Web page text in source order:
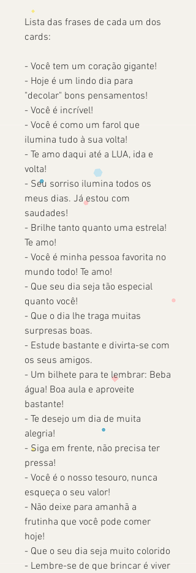
Lista das frases de cada um dos
cards:
- Você tem um coração gigante!
- Hoje é um lindo dia para
"decolar" bons pensamentos!
- Você é incrível!
- Você é como um farol que
ilumina tudo à sua volta!
- Te amo daqui até a LUA, ida e
volta!
- Seu sorriso ilumina todos os
meus dias. Já estou com
saudades!
- Brilhe tanto quanto uma estrela!
Te amo!
- Você é minha pessoa favorita no
mundo todo! Te amo!
- Que seu dia seja tão especial
quanto você!
- Que o dia lhe traga muitas
surpresas boas.
- Estude bastante e divirta-se com
os seus amigos.
- Um bilhete para te lembrar: Beba
água! Boa aula e aproveite
bastante!
- Te desejo um dia de muita
alegria!
- Siga em frente, não precisa ter
pressa!
- Você é o nosso tesouro, nunca
esqueça o seu valor!
- Não deixe para amanhã a
frutinha que você pode comer
hoje!
- Que o seu dia seja muito colorido
- Lembre-se de que brincar é viver